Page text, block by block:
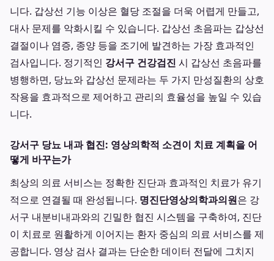
니다. 갑상선 기능 이상은 혈당 조절을 더욱 어렵게 만들고,
대사 문제를 악화시킬 수 있습니다. 갑상선 초음파는 갑상선
결절이나 염증, 종양 등을 조기에 발견하는 가장 효과적인
검사입니다. 정기적인 강서구 건강검진 시 갑상선 초음파를
병행하면, 당뇨와 갑상선 문제라는 두 가지 만성질환의 상호
작용을 효과적으로 제어하고 관리의 효율성을 높일 수 있습
니다.
강서구 당뇨 내과 협진: 영상의학적 소견이 치료 계획을 어
떻게 바꾸는가
최상의 의료 서비스는 정확한 진단과 효과적인 치료가 유기
적으로 연결될 때 완성됩니다. 명진단영상의학과의원은 강
서구 내분비내과와의 긴밀한 협진 시스템을 구축하여, 진단
이 치료로 원활하게 이어지는 환자 중심의 의료 서비스를 제
공합니다. 영상 검사 결과는 단순한 데이터 전달에 그치지